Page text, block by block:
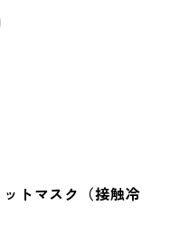
トマスク（接触冷